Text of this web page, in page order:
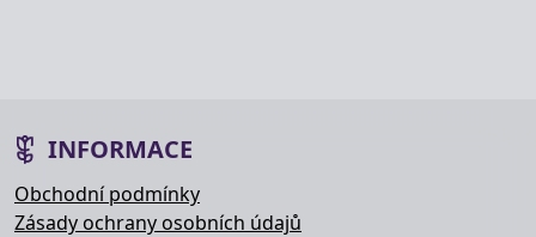
INFORMACE
Obchodní podmínky
Zásady ochrany osobních údajů